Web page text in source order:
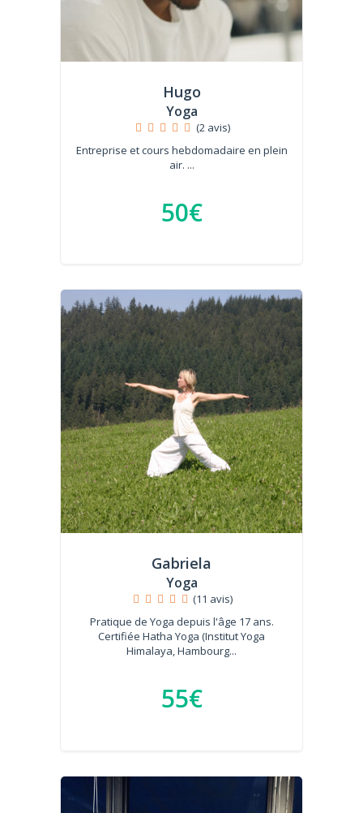
Hugo
Yoga
(2 avis)
Entreprise et cours hebdomadaire en plein
air. ...
50€
Gabriela
Yoga
(11 avis)
Pratique de Yoga depuis l'âge 17 ans.
Certifiée Hatha Yoga (Institut Yoga
Himalaya, Hambourg...
55€